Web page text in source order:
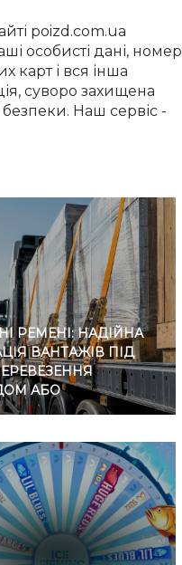
poizd.com.ua
особисті дані, номер
карт і вся інша
суворо захищена
Наш сервіс -
РЕМЕНІ: НАДІЙНА
ВАНТАЖІВ ПІД
АБО